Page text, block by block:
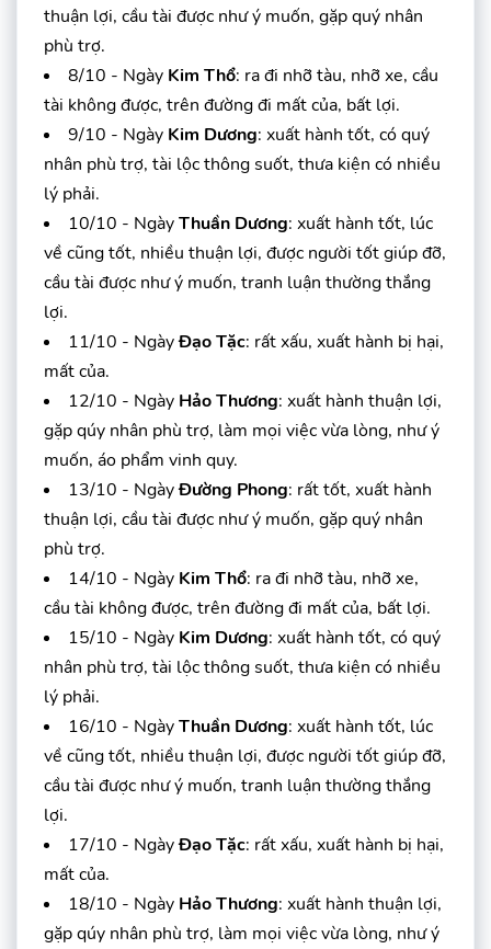
thuận lợi, cầu tài được như ý muốn, gặp quý nhân
phù trợ.
8/10 - Ngày Kim Thổ: ra đi nhỡ tàu, nhỡ xe, cầu
tài không được, trên đường đi mất của, bất lợi.
9/10 - Ngày Kim Dương: xuất hành tốt, có quý
nhân phù trợ, tài lộc thông suốt, thưa kiện có nhiều
lý phải.
10/10 - NgàyThuần Dương: xuất hành tốt, lúc
về cũng tốt, nhiều thuận lợi, được người tốt giúp đỡ,
cầu tài được như ý muốn, tranh luận thường thắng
lợi.
11/10 - NgàyĐạo Tặc: rất xấu, xuất hành bị hại,
mất của.
12/10 - Ngày Hảo Thương: xuất hành thuận lợi,
gặp qúy nhân phù trợ, làm mọi việc vừa lòng, như ý
muốn, áo phẩm vinh quy.
13/10 - NgàyĐường Phong: rất tốt, xuất hành
thuận lợi, cầu tài được như ý muốn, gặp quý nhân
phù trợ.
14/10 - Ngày Kim Thổ: ra đi nhỡ tàu, nhỡ xe,
cầu tài không được, trên đường đi mất của, bất lợi.
15/10 - Ngày Kim Dương: xuất hành tốt, có quý
nhân phù trợ, tài lộc thông suốt, thưa kiện có nhiều
lý phải.
16/10 - NgàyThuần Dương: xuất hành tốt, lúc
về cũng tốt, nhiều thuận lợi, được người tốt giúp đỡ,
cầu tài được như ý muốn, tranh luận thường thắng
lợi.
17/10 - NgàyĐạo Tặc: rất xấu, xuất hành bị hại,
mất của.
18/10 - Ngày Hảo Thương: xuất hành thuận lợi,
gặp qúy nhân phù trợ, làm mọi việc vừa lòng, như ý